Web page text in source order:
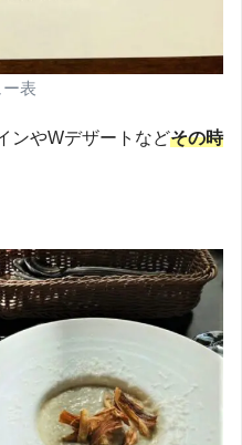
ー表
ンやWデザートなどその時